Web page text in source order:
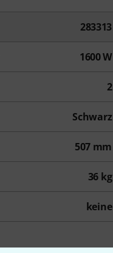
283313
1600 W
2
Schwarz
507 mm
36 kg
keine